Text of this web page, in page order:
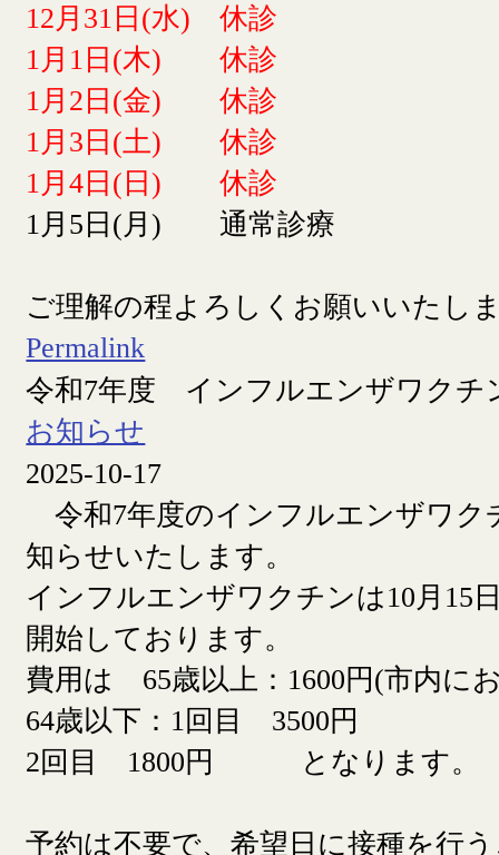
12月31日(水) 休診
1月1日(木) 休診
1月2日(金) 休診
1月3日(土) 休診
1月4日(日) 休診
1月5日(月) 通常診療
ご理解の程よろしくお願いいたし
Permalink
令和7年度 インフルエンザワクチ
お知らせ
2025-10-17
令和7年度のインフルエンザワク
知らせいたします。
インフルエンザワクチンは10月15
開始しております。
費用は 65歳以上：1600円(市内に
64歳以下：1回目 3500円
2回目 1800円 となります。
予約は不要で、希望日に接種を行